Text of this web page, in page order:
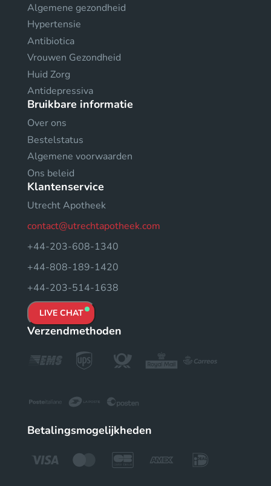
Algemene gezondheid
Hypertensie
Antibiotica
Vrouwen Gezondheid
Huid Zorg
Antidepressiva
Bruikbare informatie
Over ons
Bestelstatus
Algemene voorwaarden
Ons beleid
Klantenservice
Utrecht Apotheek
contact@utrechtapotheek.com
+44-203-608-1340
+44-808-189-1420
+44-203-514-1638
LIVE CHAT
Verzendmethoden
Betalingsmogelijkheden